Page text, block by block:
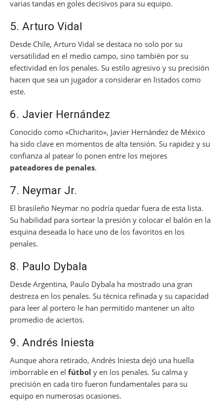
varias tandas en goles decisivos para su equipo.
5. Arturo Vidal
Desde Chile, Arturo Vidal se destaca no solo por su
versatilidad en el medio campo, sino también por su
efectividad en los penales. Su estilo agresivo y su precisión
hacen que sea un jugador a considerar en listados como
este.
6. Javier Hernández
Conocido como «Chicharito», Javier Hernández de México
ha sido clave en momentos de alta tensión. Su rapidez y su
confianza al patear lo ponen entre los mejores
pateadores de penales.
7. Neymar Jr.
El brasileño Neymar no podría quedar fuera de esta lista.
Su habilidad para sortear la presión y colocar el balón en la
esquina deseada lo hace uno de los favoritos en los
penales.
8. Paulo Dybala
Desde Argentina, Paulo Dybala ha mostrado una gran
destreza en los penales. Su técnica refinada y su capacidad
para leer al portero le han permitido mantener un alto
promedio de aciertos.
9. Andrés Iniesta
Aunque ahora retirado, Andrés Iniesta dejó una huella
imborrable en el fútbol y en los penales. Su calma y
precisión en cada tiro fueron fundamentales para su
equipo en numerosas ocasiones.